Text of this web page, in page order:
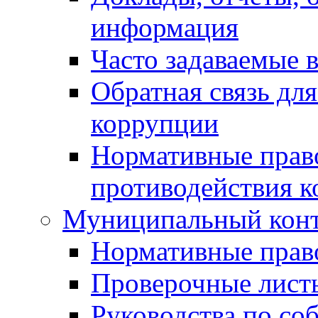
информация
Часто задаваемые
Обратная связь
коррупции
Нормативные
противодействия
Муниципальный
Нормативные
Проверочные